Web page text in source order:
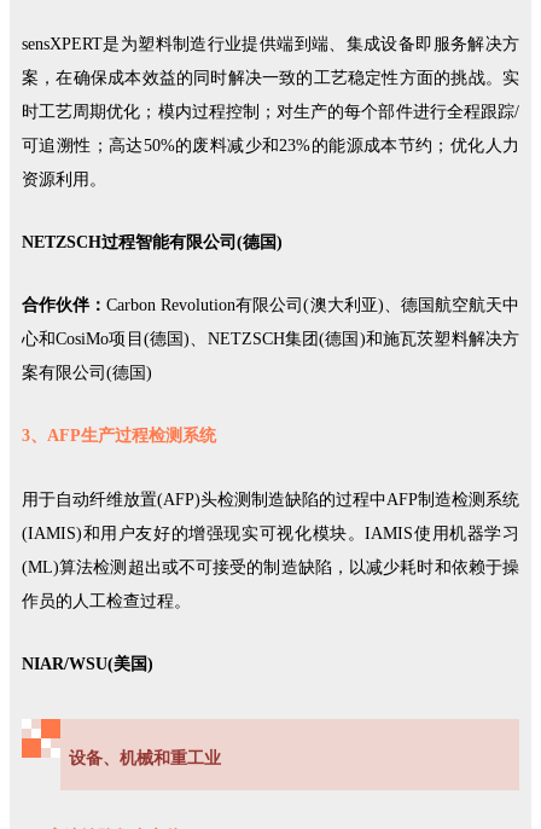
sensXPERT是为塑料制造行业提供端到端、集成设备即服务解决方
案，在确保成本效益的同时解决一致的工艺稳定性方面的挑战。实
时工艺周期优化；模内过程控制；对生产的每个部件进行全程跟踪/
可追溯性；高达50%的废料减少和23%的能源成本节约；优化人力
资源利用。
NETZSCH过程智能有限公司(德国)
合作伙伴：Carbon Revolution有限公司(澳大利亚)、德国航空航天中
心和CosiMo项目(德国)、NETZSCH集团(德国)和施瓦茨塑料解决方
案有限公司(德国)
3、AFP生产过程检测系统
用于自动纤维放置(AFP)头检测制造缺陷的过程中AFP制造检测系统
(IAMIS)和用户友好的增强现实可视化模块。IAMIS使用机器学习
(ML)算法检测超出或不可接受的制造缺陷，以减少耗时和依赖于操
作员的人工检查过程。
NIAR/WSU(美国)
设备、机械和重工业